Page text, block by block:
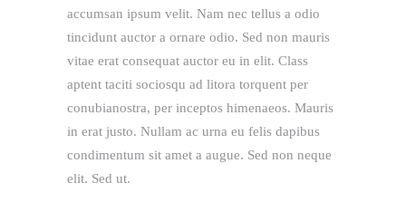
accumsan ipsum velit. Nam nec tellus a odio
tincidunt auctor a ornare odio. Sed non mauris
vitae erat consequat auctor eu in elit. Class
aptent taciti sociosqu ad litora torquent per
conubianostra, per inceptos himenaeos. Mauris
in erat justo. Nullam ac urna eu felis dapibus
condimentum sit amet a augue. Sed non neque
elit. Sed ut.